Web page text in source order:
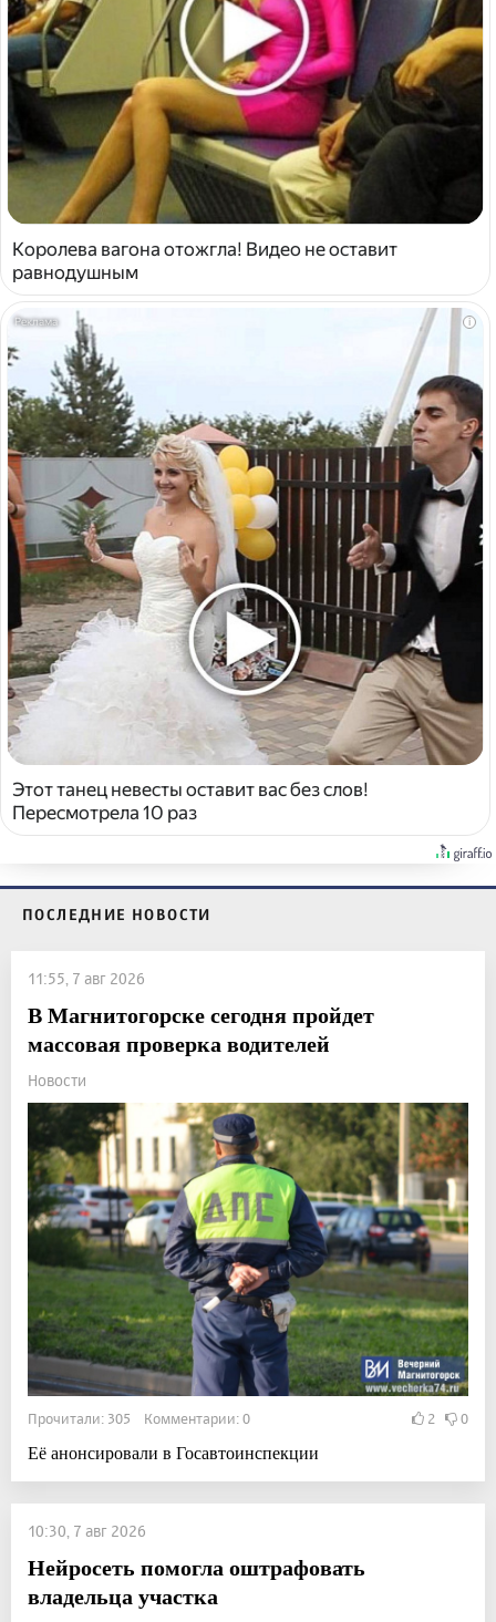
Королева вагона отожгла! Видео не оставит
равнодушным
i
Этот танец невесты оставит вас без слов!
Пересмотрела 10 раз
ПОСЛЕДНИЕ НОВОСТИ
11:55, 7 авг 2026
В Магнитогорске сегодня пройдет
массовая проверка водителей
Новости
Прочитали: 305 Комментарии: 0 2 0
Её анонсировали в Госавтоинспекции
10:30, 7 авг 2026
Нейросеть помогла оштрафовать
владельца участка